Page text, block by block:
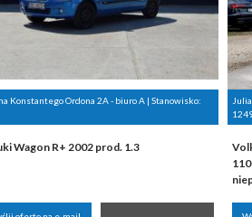
Konstantego Ordona 2A - biuro A | Stanowisko:
Wagon R+ 2002 prod. 1.3